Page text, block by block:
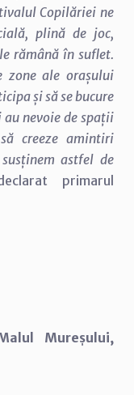
Copilăriei ne
plină de joc,
rămână în suflet.
ale orașului
și să se bucure
nevoie de spații
creeze amintiri
astfel de
primarul
Mureșului,